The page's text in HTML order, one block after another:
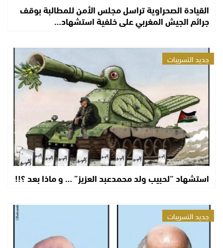
القيادة الصحراوية تراسل مجلس الأمن للمطالبة بوقف
جرائم الجيش المغربي على خلفية استشهاد…
جديد التسريبات
استشهاد “لحبيب ولد محمدعبد العزيز” … و ماذا بعد ؟!!
جديد التسريبات